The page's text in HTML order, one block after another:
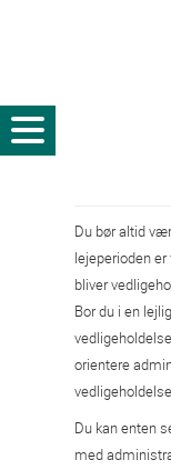
Du bør altid
lejeperioden
bliver
Bor du i en
orientere
Du kan enten
med